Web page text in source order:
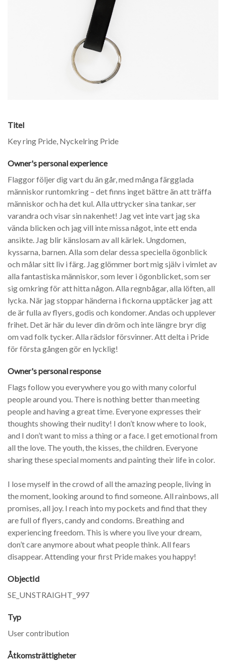
Titel
Key ring Pride, Nyckelring Pride
Owner's personal experience
Flaggor följer dig vart du än går, med många färgglada
människor runtomkring – det finns inget bättre än att träffa
människor och ha det kul. Alla uttrycker sina tankar, ser
varandra och visar sin nakenhet! Jag vet inte vart jag ska
vända blicken och jag vill inte missa något, inte ett enda
ansikte. Jag blir känslosam av all kärlek. Ungdomen,
kyssarna, barnen. Alla som delar dessa speciella ögonblick
och målar sitt liv i färg. Jag glömmer bort mig själv i vimlet av
alla fantastiska människor, som lever i ögonblicket, som ser
sig omkring för att hitta någon. Alla regnbågar, alla löften, all
lycka. När jag stoppar händerna i fickorna upptäcker jag att
de är fulla av flyers, godis och kondomer. Andas och upplever
frihet. Det är här du lever din dröm och inte längre bryr dig
om vad folk tycker. Alla rädslor försvinner. Att delta i Pride
för första gången gör en lycklig!
Owner's personal response
Flags follow you everywhere you go with many colorful
people around you. There is nothing better than meeting
people and having a great time. Everyone expresses their
thoughts showing their nudity! I don’t know where to look,
and I don’t want to miss a thing or a face. I get emotional from
all the love. The youth, the kisses, the children. Everyone
sharing these special moments and painting their life in color.
I lose myself in the crowd of all the amazing people, living in
the moment, looking around to find someone. All rainbows, all
promises, all joy. I reach into my pockets and find that they
are full of flyers, candy and condoms. Breathing and
experiencing freedom. This is where you live your dream,
don’t care anymore about what people think. All fears
disappear. Attending your first Pride makes you happy!
ObjectId
SE_UNSTRAIGHT_997
Typ
User contribution
Åtkomsträttigheter